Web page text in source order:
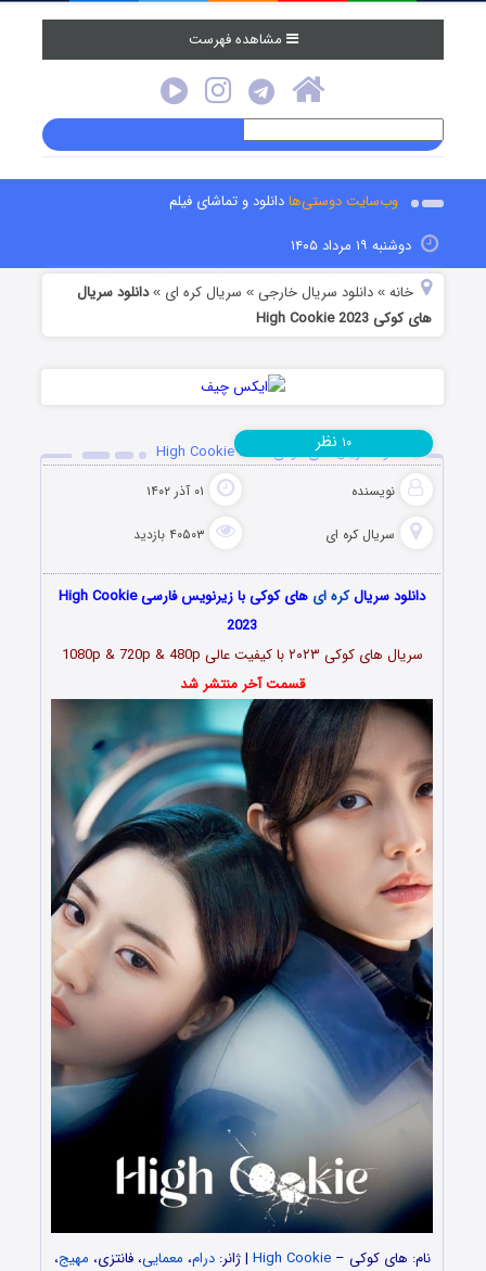
مشاهده فهرست
وب‌سایت دوستی‌هادانلود و تماشای فیلم
دوشنبه ۱۹ مرداد ۱۴۰۵
خانه »دانلود سریال خارجی » سریال کره ای »دانلود سریال
های کوکی High Cookie 2023
دانلود سریال های کوکی High Cookie 2023
نویسنده ۰۱ آذر ۱۴۰۲
سریال کره ای ۴۰۵۰۳ بازدید
۱۰ نظر
دانلود سریالکره ای
های کوکی با زیرنویس فارسی High Cookie
2023
سریال های کوکی ۲۰۲۳ با کیفیت عالی 1080p & 720p & 480p
قسمت آخر منتشر شد
نام: های کوکی –High Cookie | ژانر:درام، معمایی، فانتزی، مهیج،